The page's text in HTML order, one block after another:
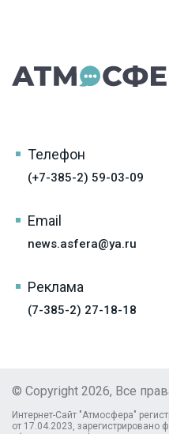
Телефон
(+7-385-2) 59-03-09
Email
news.asfera@ya.ru
Реклама
(7-385-2) 27-18-18
© Copyright 2026, Все
Интернет-Сайт "Атмосфера"
от 17.04.2023, зарегистрировано